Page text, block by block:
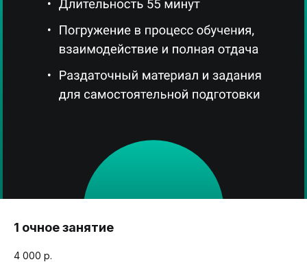
1 очное занятие
4 000 р.